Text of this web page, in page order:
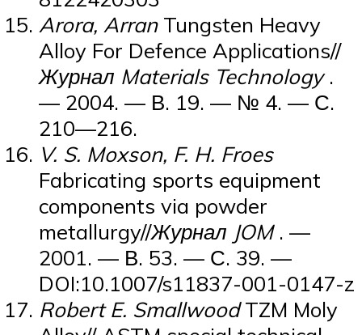
Arora, ArranTungsten Heavy
Alloy For Defence Applications//
Журнал Materials Technology.
— 2004. — В. 19. — № 4. — С.
210—216.
V. S. Moxson, F. H. Froes
Fabricating sports equipment
components via powder
metallurgy//Журнал JOM. —
2001. — В. 53. — С. 39. —
DOI:10.1007/s11837-001-0147-z
Robert E. SmallwoodTZM Moly